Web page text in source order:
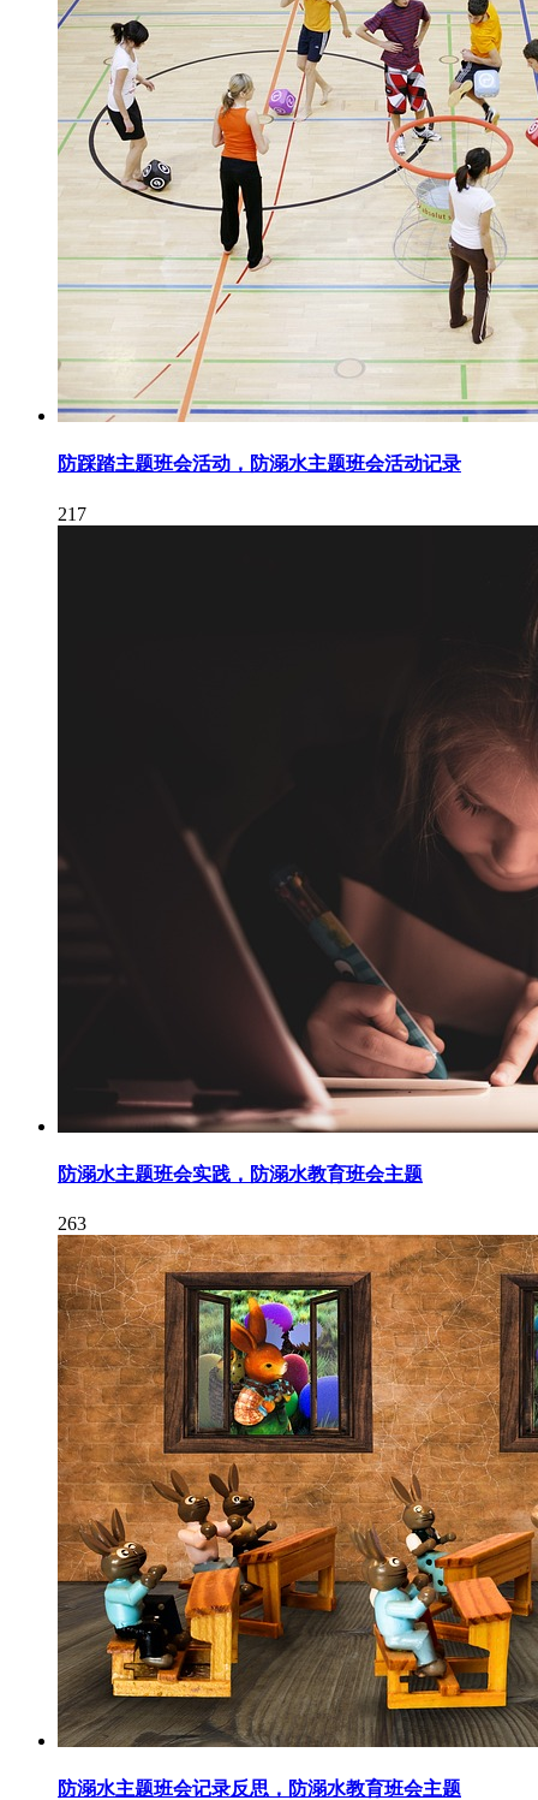
防踩踏主题班会活动，防溺水主题班会活动记录
217
防溺水主题班会实践，防溺水教育班会主题
263
防溺水主题班会记录反思，防溺水教育班会主题